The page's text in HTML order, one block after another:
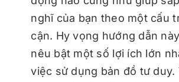
nghĩ của bạn theo một cấu
cận. Hy vọng hướng dẫn
nêu bật một số lợi ích lớn
việc sử dụng bản đồ tư duy.